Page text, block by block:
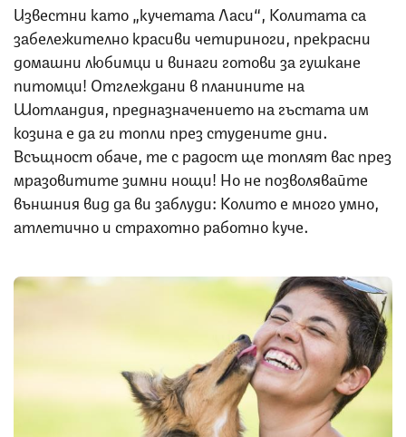
Известни като „кучетата Ласи“, Колитата са
забележително красиви четириноги, прекрасни
домашни любимци и винаги готови за гушкане
питомци! Отглеждани в планините на
Шотландия, предназначението на гъстата им
козина е да ги топли през студените дни.
Всъщност обаче, те с радост ще топлят вас през
мразовитите зимни нощи! Но не позволявайте
външния вид да ви заблуди: Колито е много умно,
атлетично и страхотно работно куче.